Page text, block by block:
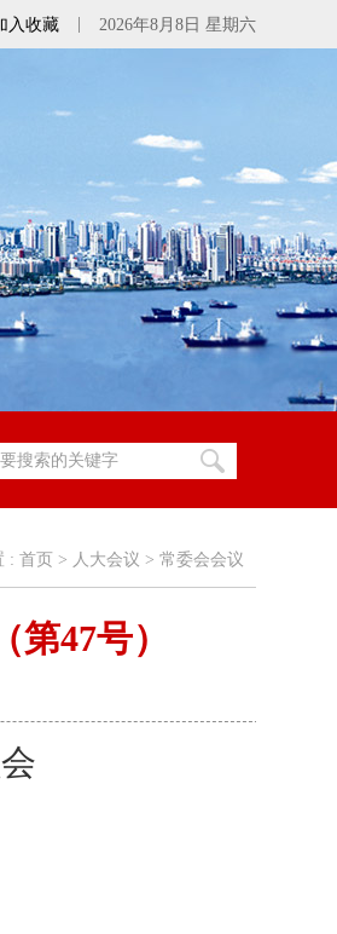
入收藏 2026年8月8日 星期六
: 首页 > 人大会议 > 常委会会议
47号）